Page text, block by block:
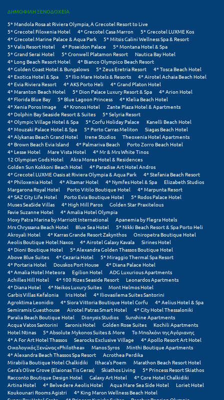
Μαρώνεια
Μεθώνη
Μεσολόγγι
Μεσσηνία
Μετέωρα
Μέτσοβο
Μήλος
Μονεμβασιά
Μουζάκι
Μπαλί Κρήτης
Μπάνσκο
Μπούκα Μεσσηνίας
Μύκονος
Μυστράς
Μυτιλήνη
Ν
Νάξος
Νάουσα
Ναυπακτία
Ναύπλιο
ΔΗΜΟΦΙΛΗ ΞΕΝΟΔΟΧΕΙΑ
5* Mandola Rosa at Riviera Olympia, A Grecotel Resort to Live
5* Grecotel Filoxenia Hotel
4* Grecotel Casa Marron
5* Grecotel LUXME Kos
4* Grecotel Marine Palace & Aqua Park
5* Mitsis Galini Wellness Spa & Resort
5* Valis Resort Hotel
4* Poseidon Palace
5* Montana Hotel & Spa
5* Grand Serai Hotel
5* Cronwell Platamon Resort
Nautica Bay Hotel
4* Long Beach Resort Hotel
4* Bianco Olympico Beach Resort
4* Golden Coast Hotel & Bungalows
5* Zeus Eretria Resort
4* Tosca Beach Hotel
4* Exotica Hotel & Spa
5* Ilio Mare Hotels & Resorts
4* Airotel Achaia Beach Hotel
4* Evia Riviera Resort
4* AKS Porto Heli
4* Grand Platon Hotel
4* Maranton Beach Hotel
5* Dion Palace Luxury Resort & Spa
4* Arion Hotel
4* Florida Blue Bay
5* Blue Lagoon Princess
4* Klelia Beach Hotel
4* Xenia Poros Image
4* Kronos Hotel
Zante Plaza Hotel & Apartments
4* Dolphin Bay Seaside Resort & Suites
5* Selyria Resort
4* Olympic Village Hotel & Spa
5* Corfu Holiday Palace
Kanelli Beach Hotel
4* Mouzaki Palace Hotel & Spa
5* Porto Carras Meliton
Siagas Beach Hotel
4* Alykanas Beach Grand Hotel
Irene Studios
Theoxenia Hotel Apartments
4* Brown Beach Evia Island
4* Palmariva Beach
Porto Zorro Beach Hotel
4* Lesse Hotel
Mare Vista Hotel
4* Mr & Mrs White Tinos
12 Olympian Gods Hotel
Akra Morea Hotel & Residences
Golden Sun Kokkoni Beach Hotel
4* Paradise Art Hotel Andros
4* Grecotel LUXME Oasis at Riviera Olympia & Aqua Park
4* Stefania Beach Resort
4* Philoxenia Hotel
4* Altamar Hotel 4* Nymfes Hotel & Spa
Elizabeth Studios
Margarona Royal Hotel
Porto Vitilo Boutique Hotel
4* Marpunta Resort
4* SAZ City Life Hotel
Porto Evia Boutique Hotel
5* Rodos Palace Hotel
Muses SeaSide Villas
4* High Mill Paros
Golden Star Praxitelous
Favie Suzanne Hotel
4* Amalia Hotel Olympia
Moxy Patra Marina by Marriott International
Apanemia by Flegra Hotels
Mrs Chryssana Beach Hotel
Blue Sea Hotel
5* Nikki Beach Resort & Spa Porto Heli
Akroyali Hotel
4* Karras Grande Resort Zakynthos
Oniropetra Boutique Hotel
Aeolis Boutique Hotel Naxos
4* Airotel Galaxy Kavala
Sirines Hotel
4* Dioni Boutique Hotel
5* Alexandra Golden Thassos Boutique Hotel
Above Blue Suites
4* Cezaria Hotel
5* Miraggio Thermal Spa Resort
4* Portaria Hotel
Douskos Port House
4* Diana Palace Hotel
4* Amalia Hotel Meteora
Egilion Hotel
ADG Luxurious Apartments
Achilles Hill Hotel
4* 100 Rizes Seaside Resort
Leonardos Apartments
4* Diana Hotel
4* Neikos Luxury Suites
Mont Helmos Hotel
Garbis Villas Kefalonia
Iris Hotel
4* Iliovasilema Suites Santorini
Agroktima Leonidio
4* Siora Vittoria Boutique Hotel Corfu
4* Aelius Hotel & Spa
Semiramis Guesthouse
Airotel Patras Smart Hotel
4* City Hotel Thessaloniki
Paralia Beach Boutique Hotel
Dionysis Studios
Sunshine Apartments
Acqua Vatos Santorini
Saronis Hotel Golden Rose Suites
Kochili Apartments
Hotel Ntinas
5* Absolute Mykonos Suites & More
Το Μπαλκόνι της Αγόριανης
4* A For Art Hotel Thassos
Searocks Exclusive Village
4* Apollo Resort Art Hotel
Οικολογικός Ξενώνας «Philothea»
Manos Syros
Minthi Boutique Apartments
4* Alexandra Beach Thassos Spa Resort
Acrothea Perdika
Mirabilia Boutique Hotel Chalkidiki
Ithaca's Poem
Marathon Beach Resort Hotel
Gera's Olive Grove (Elaionas Tis Geras)
Skiathos Living
5* Princess Resort Skiathos
Racconto Boutique Design Hotel
Galaxy Art Hotel
4* Core Hotel Chalkidiki
Artina Hotel
4* Belvedere Aeolis Hotel Aqua Mare Sea Side Hotel
Loriet Hotel
Koukounari Rooms Agistri
4* King Maron Wellness Beach Hotel